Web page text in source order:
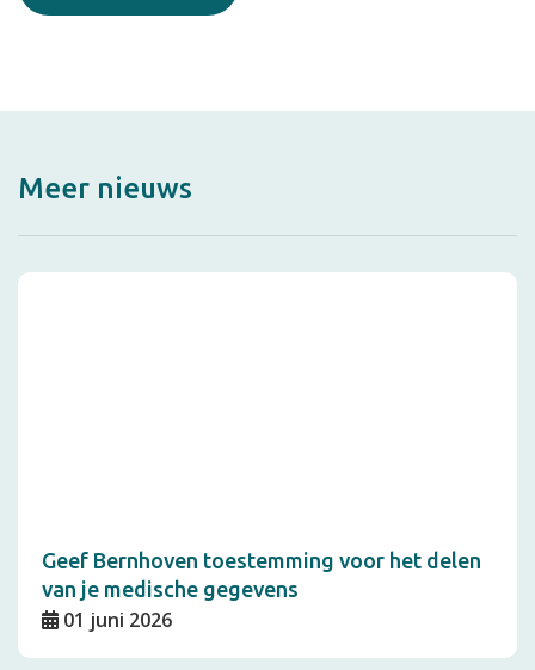
Meer nieuws
Geef Bernhoven toestemming voor het delen
van je medische gegevens
01 juni 2026